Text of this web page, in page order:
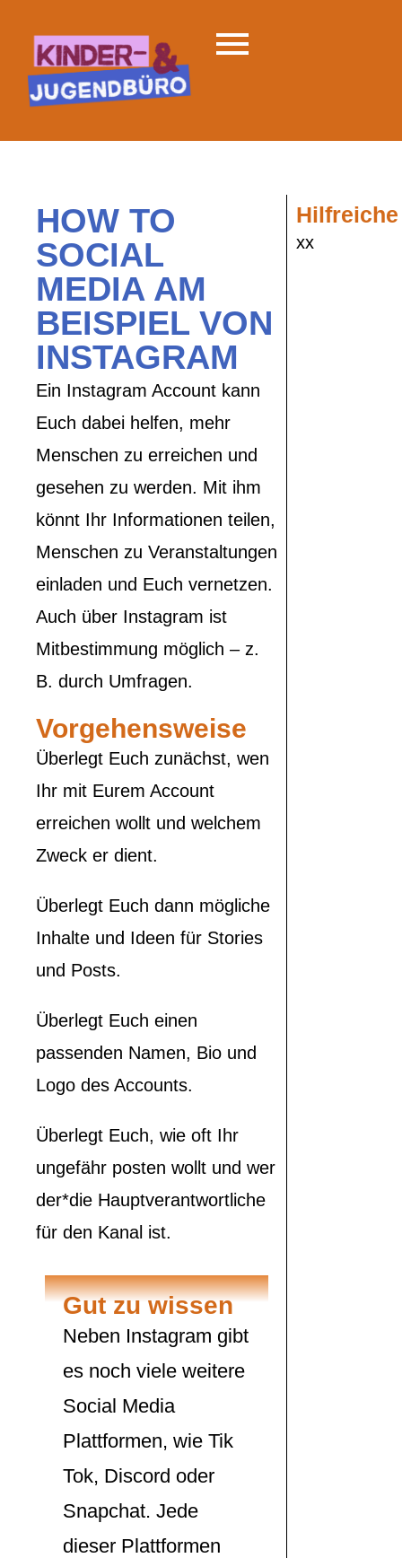
HOW TO
SOCIAL
MEDIA AM
BEISPIEL VON
INSTAGRAM
Ein Instagram Account kann
Euch dabei helfen, mehr
Menschen zu erreichen und
gesehen zu werden. Mit ihm
könnt Ihr Informationen teilen,
Menschen zu Veranstaltungen
einladen und Euch vernetzen.
Auch über Instagram ist
Mitbestimmung möglich – z.
B. durch Umfragen.
Vorgehensweise
Überlegt Euch zunächst, wen
Ihr mit Eurem Account
erreichen wollt und welchem
Zweck er dient.
Überlegt Euch dann mögliche
Inhalte und Ideen für Stories
und Posts.
Überlegt Euch einen
passenden Namen, Bio und
Logo des Accounts.
Überlegt Euch, wie oft Ihr
ungefähr posten wollt und wer
der*die Hauptverantwortliche
für den Kanal ist.
Gut zu wissen
Neben Instagram gibt
es noch viele weitere
Social Media
Plattformen, wie Tik
Tok, Discord oder
Snapchat. Jede
dieser Plattformen
xx